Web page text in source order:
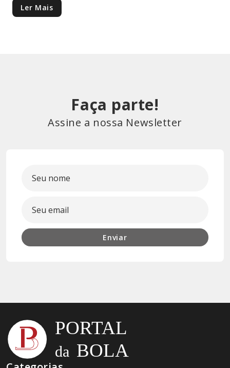
Ler Mais
Faça parte!
Assine a nossa Newsletter
Enviar